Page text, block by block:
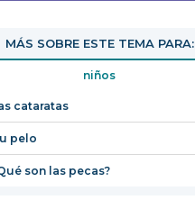
MÁS SOBRE ESTE TEMA PARA:
niños
cataratas
pelo
son las pecas?